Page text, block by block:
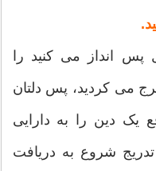
پس انداز می کنید را
می کردید، پس دلتان
یک دین را به دارایی
تدریج شروع به دریافت